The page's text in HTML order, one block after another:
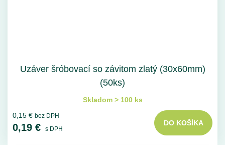
Uzáver šróbovací so závitom zlatý (30x60mm)
(50ks)
Skladom > 100 ks
0,15 € bez DPH
0,19 € s DPH
DO KOŠÍKA